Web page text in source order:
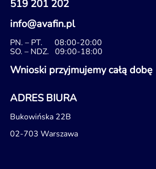
519 201 202
info@avafin.pl
PN. – PT. 08:00-20:00
SO. – NDZ. 09:00-18:00
Wnioski przyjmujemy całą dobę
ADRES BIURA
Bukowińska 22B
02-703 Warszawa